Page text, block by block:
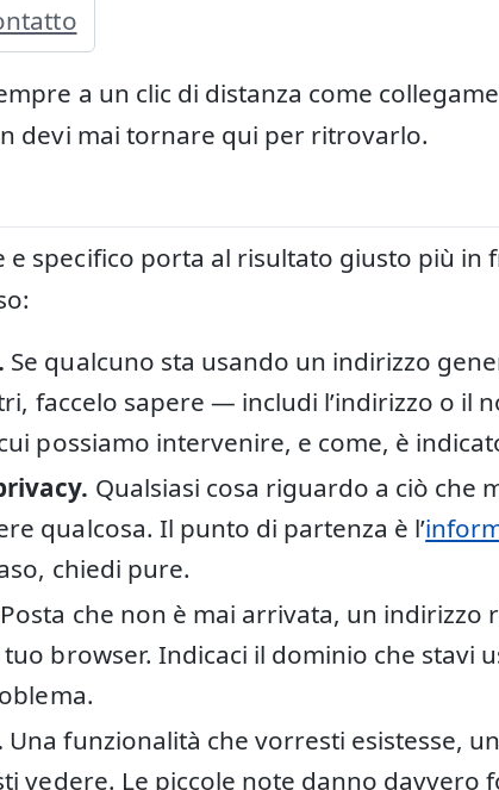
a un clic di distanza come
devi mai tornare qui per ritrovarlo.
e specifico porta al risultato giusto più in
Se qualcuno sta usando un indirizzo
faccelo sapere — includi l’indirizzo o il
possiamo intervenire, e come, è
Qualsiasi cosa riguardo a ciò che
qualcosa. Il punto di partenza è l’
chiedi pure.
Posta che non è mai arrivata, un indirizzo
browser. Indicaci il dominio che stavi
Una funzionalità che vorresti esistesse,
vedere. Le piccole note danno davvero